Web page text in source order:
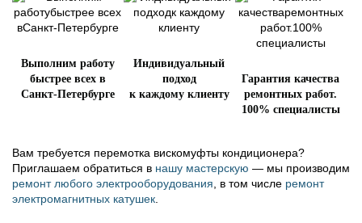
Выполним работу
быстрее всех в
Санкт-Петербурге
Индивидуальный
подход
к каждому клиенту
Гарантия качества
ремонтных работ.
100% специалисты
Вам требуется перемотка вискомуфты кондиционера?
Приглашаем обратиться в нашу мастерскую — мы производим
ремонт любого электрооборудования , в том числе ремонт
электромагнитных катушек